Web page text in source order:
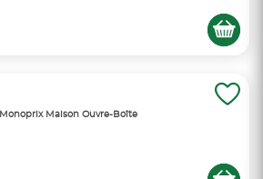
Monoprix Maison Ouvre-Boîte